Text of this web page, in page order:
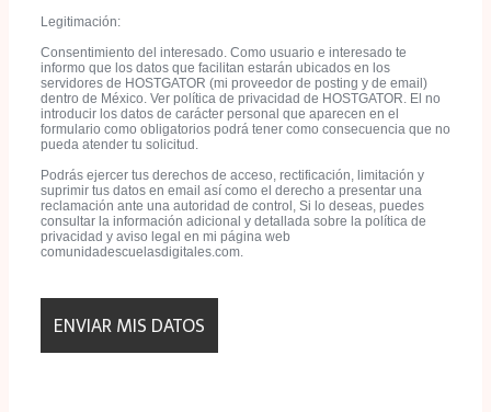
Legitimación:
Consentimiento del interesado. Como usuario e interesado te
informo que los datos que facilitan estarán ubicados en los
servidores de HOSTGATOR (mi proveedor de posting y de email)
dentro de México. Ver política de privacidad de HOSTGATOR. El no
introducir los datos de carácter personal que aparecen en el
formulario como obligatorios podrá tener como consecuencia que no
pueda atender tu solicitud.
Podrás ejercer tus derechos de acceso, rectificación, limitación y
suprimir tus datos en email así como el derecho a presentar una
reclamación ante una autoridad de control, Si lo deseas, puedes
consultar la información adicional y detallada sobre la política de
privacidad y aviso legal en mi página web
comunidadescuelasdigitales.com.